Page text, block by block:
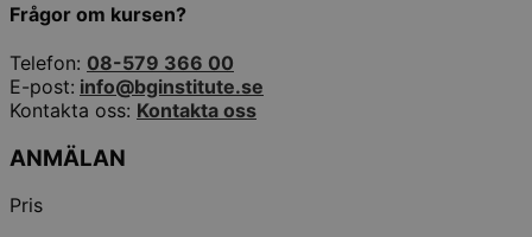
Frågor om kursen?
Telefon: 08-579 366 00
E-post: info@bginstitute.se
Kontakta oss: Kontakta oss
ANMÄLAN
Pris